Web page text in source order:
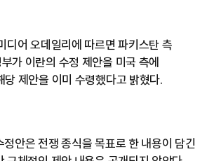
디어 오데일리에 따르면 파키스탄 측
가 이란의 수정 제안을 미국 측에
제안을 이미 수령했다고 밝혔다.
안은 전쟁 종식을 목표로 한 내용이 담긴